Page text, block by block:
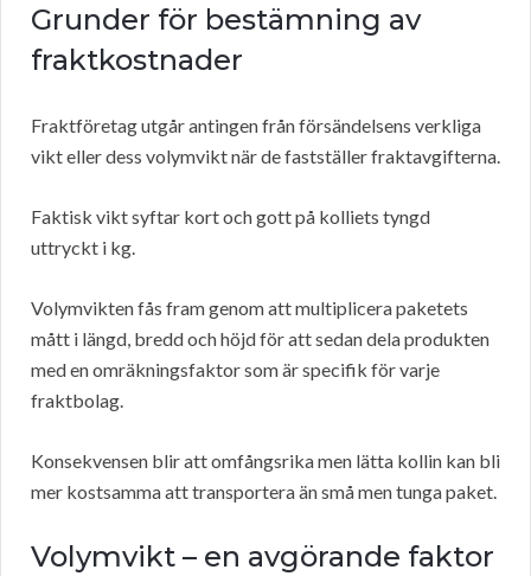
Grunder för bestämning av
fraktkostnader
Fraktföretag utgår antingen från försändelsens verkliga
vikt eller dess volymvikt när de fastställer fraktavgifterna.
Faktisk vikt syftar kort och gott på kolliets tyngd
uttryckt i kg.
Volymvikten fås fram genom att multiplicera paketets
mått i längd, bredd och höjd för att sedan dela produkten
med en omräkningsfaktor som är specifik för varje
fraktbolag.
Konsekvensen blir att omfångsrika men lätta kollin kan bli
mer kostsamma att transportera än små men tunga paket.
Volymvikt – en avgörande faktor